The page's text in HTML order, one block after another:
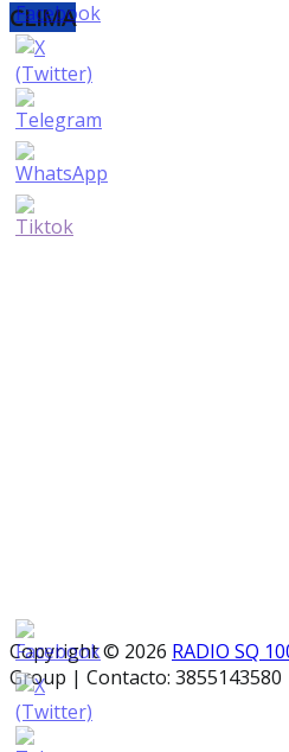
CLIMA
Copyright © 2026 RADIO SQ
Group | Contacto: 3855143580